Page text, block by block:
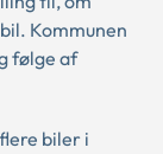
Kommunen
følge af
biler i